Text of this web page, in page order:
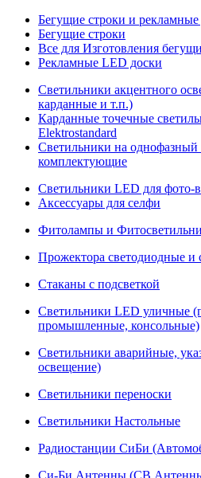
Бегущие строки и рекламные
Бегущие строки
Все для Изготовления
Рекламные LED доски
Светильники акцентного
карданные и т.п.)
Карданные точечные
Elektrostandard
Светильники на
комплектующие
Светильники LED для фото-
Аксессуары для селфи
Фитолампы и
Прожектора светодиодные и
Стаканы с подсветкой
Светильники LED уличные
промышленные, консольные)
Светильники аварийные,
освещение)
Светильники переноски
Светильники Настольные
Радиостанции СиБи
Си-Би Антенны (СВ